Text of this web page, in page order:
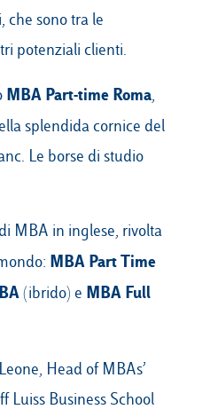
che sono tra le
potenziali clienti.
MBA Part-time Roma,
splendida cornice del
Le borse di studio
MBA in inglese, rivolta
MBA Part Time
(ibrido) e MBA Full
Head of MBAs’
Luiss Business School